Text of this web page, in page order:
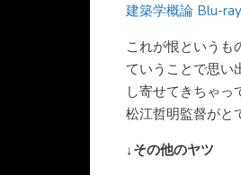
建築学概論 Blu-
これが恨というも
ていうことで思い
し寄せてきちゃっ
松江哲明監督がと
↓その他のヤツ